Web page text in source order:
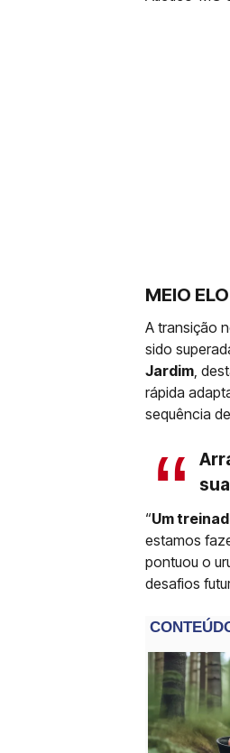
MEIO
A transição
sido
Jardim,
rápida
sequência
“Um
estamos
pontuou o
desafios